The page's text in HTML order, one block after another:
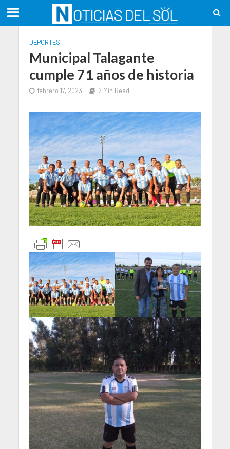
DEPORTES
Municipal Talagante
cumple 71 años de historia
febrero 17, 2023 2 Min Read